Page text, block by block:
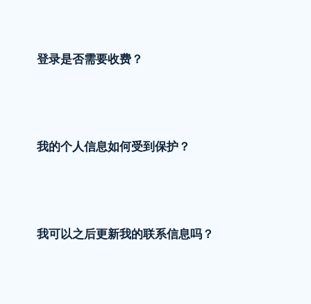
登录是否需要收费？
我的个人信息如何受到保护？
我可以之后更新我的联系信息吗？